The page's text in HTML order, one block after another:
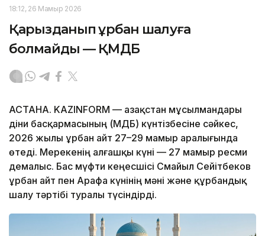
18:12, 26 Мамыр 2026
Қарызданып құрбан шалуға
болмайды — ҚМДБ
АСТАНА. KAZINFORM — Қазақстан мұсылмандары
діни басқармасының (ҚМДБ) күнтізбесіне сәйкес,
2026 жылы Құрбан айт 27–29 мамыр аралығында
өтеді. Мерекенің алғашқы күні — 27 мамыр ресми
демалыс. Бас мүфти кеңесшісі Смайыл Сейітбеков
Құрбан айт пен Арафа күнінің мәні және құрбандық
шалу тәртібі туралы түсіндірді.